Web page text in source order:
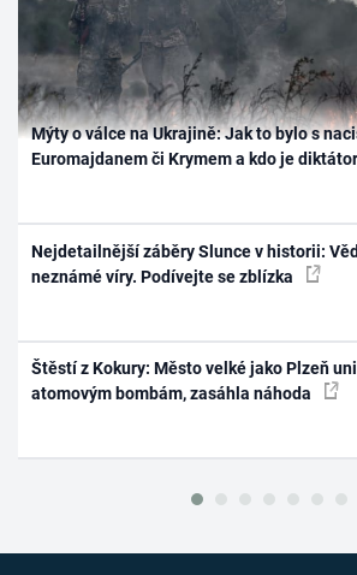
Mýty o válce na Ukrajině: Jak to bylo s
Euromajdanem či Krymem a kdo je
Nejdetailnější záběry Slunce v historii:
neznámé víry. Podívejte se zblízka
Štěstí z Kokury: Město velké jako Plzeň
atomovým bombám, zasáhla náhoda